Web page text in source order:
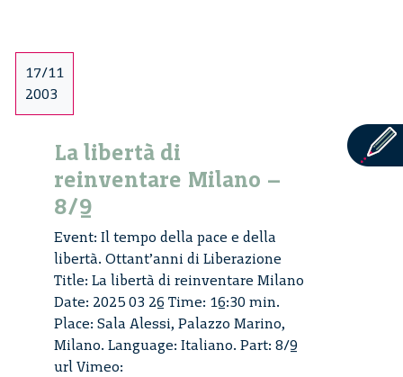
17/11
2003
La libertà di
reinventare Milano –
8/9
Event: Il tempo della pace e della
libertà. Ottant’anni di Liberazione
Title: La libertà di reinventare Milano
Date: 2025 03 26 Time: 16:30 min.
Place: Sala Alessi, Palazzo Marino,
Milano. Language: Italiano. Part: 8/9
url Vimeo: